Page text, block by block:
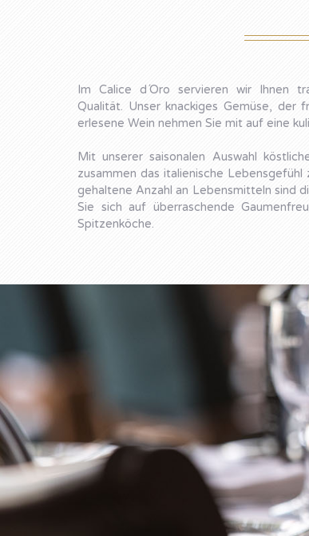
Im Calice d´Oro servieren wir Ihnen
Qualität. Unser knackiges Gemüse, der
erlesene Wein nehmen Sie mit auf eine
Mit unserer saisonalen Auswahl
zusammen das italienische
gehaltene Anzahl an Lebensmitteln sind
Sie sich auf überraschende
Spitzenköche.